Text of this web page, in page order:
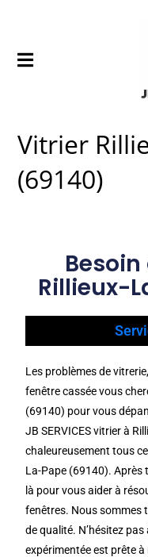
Vitrier
(69140)
Rillieux-
Les problèmes de
fenêtre cassée vous
(69140) pour vous
JB SERVICES vitrier à
chaleureusement tous
La-Pape (69140). Après
là pour vous aider à
fenêtres. Nous sommes
de qualité. N’hésitez
expérimentée est prête